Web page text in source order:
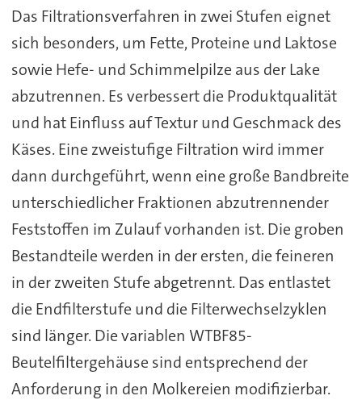
Das Filtrationsverfahren in zwei Stufen eignet
sich besonders, um Fette, Proteine und Laktose
sowie Hefe- und Schimmelpilze aus der Lake
abzutrennen. Es verbessert die Produktqualität
und hat Einfluss auf Textur und Geschmack des
Käses. Eine zweistufige Filtration wird immer
dann durchgeführt, wenn eine große Bandbreite
unterschiedlicher Fraktionen abzutrennender
Feststoffen im Zulauf vorhanden ist. Die groben
Bestandteile werden in der ersten, die feineren
in der zweiten Stufe abgetrennt. Das entlastet
die Endfilterstufe und die Filterwechselzyklen
sind länger. Die variablen WTBF85-
Beutelfiltergehäuse sind entsprechend der
Anforderung in den Molkereien modifizierbar.